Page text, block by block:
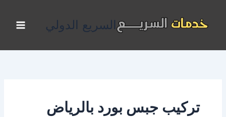
المحتوى
السريع الدولي
تركيب جبس بورد بالرياض